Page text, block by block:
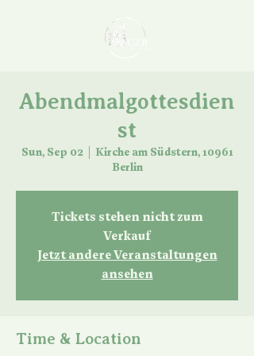
Abendmalgottesdien
st
Sun, Sep 02
  |
Kirche am Südstern, 10961
Berlin
Tickets stehen nicht zum
Verkauf
Jetzt andere Veranstaltungen
ansehen
Time & Location